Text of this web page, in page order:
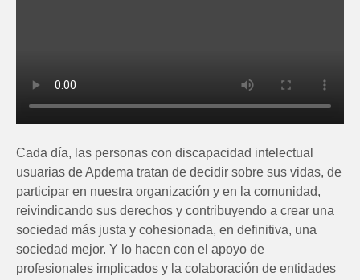
Cada día, las personas con discapacidad intelectual
usuarias de Apdema tratan de decidir sobre sus vidas, de
participar en nuestra organización y en la comunidad,
reivindicando sus derechos y contribuyendo a crear una
sociedad más justa y cohesionada, en definitiva, una
sociedad mejor. Y lo hacen con el apoyo de
profesionales implicados y la colaboración de entidades